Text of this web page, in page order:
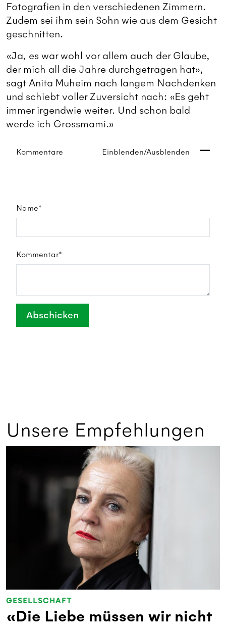
Fotografien in den verschiedenen Zimmern.
Zudem sei ihm sein Sohn wie aus dem Gesicht
geschnitten.
«Ja, es war wohl vor allem auch der Glaube,
der mich all die Jahre durchgetragen hat»,
sagt Anita Muheim nach langem Nachdenken
und schiebt voller Zuversicht nach: «Es geht
immer irgendwie weiter. Und schon bald
werde ich Grossmami.»
Kommentare Einblenden/Ausblenden
Name*
Kommentar*
Abschicken
Unsere Empfehlungen
GESELLSCHAFT
«Die Liebe müssen wir nicht